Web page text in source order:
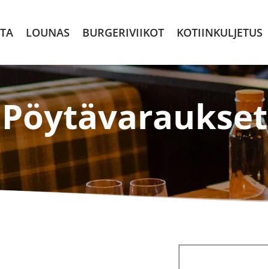
LOUNAS BURGERIVIIKOT KOTIINKULJETUS
Pöytävaraukset